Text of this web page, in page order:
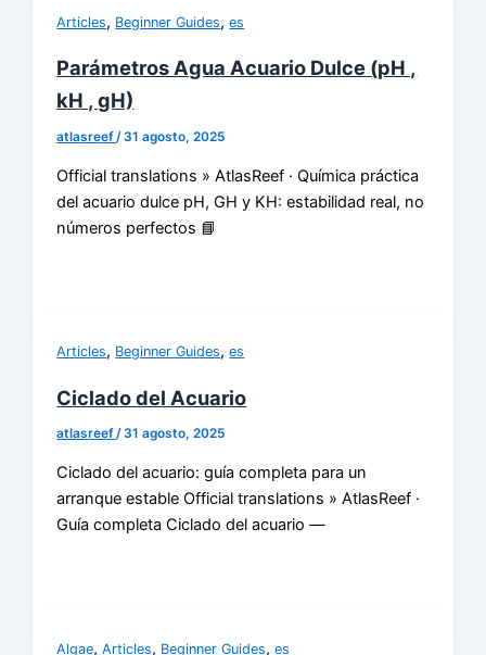
Articles, Beginner Guides,es
Parámetros Agua Acuario Dulce (pH ,
kH , gH)
atlasreef/31 agosto, 2025
Official translations » AtlasReef · Química práctica
del acuario dulce pH, GH y KH: estabilidad real, no
números perfectos 📘
Articles, Beginner Guides,es
Ciclado del Acuario
atlasreef/31 agosto, 2025
Ciclado del acuario: guía completa para un
arranque estable Official translations » AtlasReef ·
Guía completa Ciclado del acuario —
Algae,Articles, Beginner Guides,es